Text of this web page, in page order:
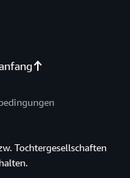
Tochtergesellschaften